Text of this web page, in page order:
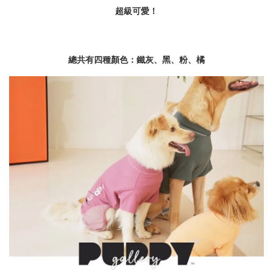
超級可愛！
總共有四種顏色：鐵灰、黑、粉、橘